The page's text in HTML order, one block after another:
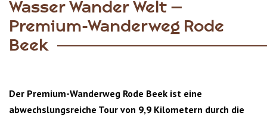
Wasser Wander Welt –
Premium-Wanderweg Rode
Beek
Der Premium-Wanderweg Rode Beek ist eine
abwechslungsreiche Tour von 9,9 Kilometern durch die